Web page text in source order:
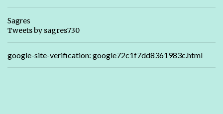
Sagres
Tweets by sagres730
google-site-verification: google72c1f7dd8361983c.html